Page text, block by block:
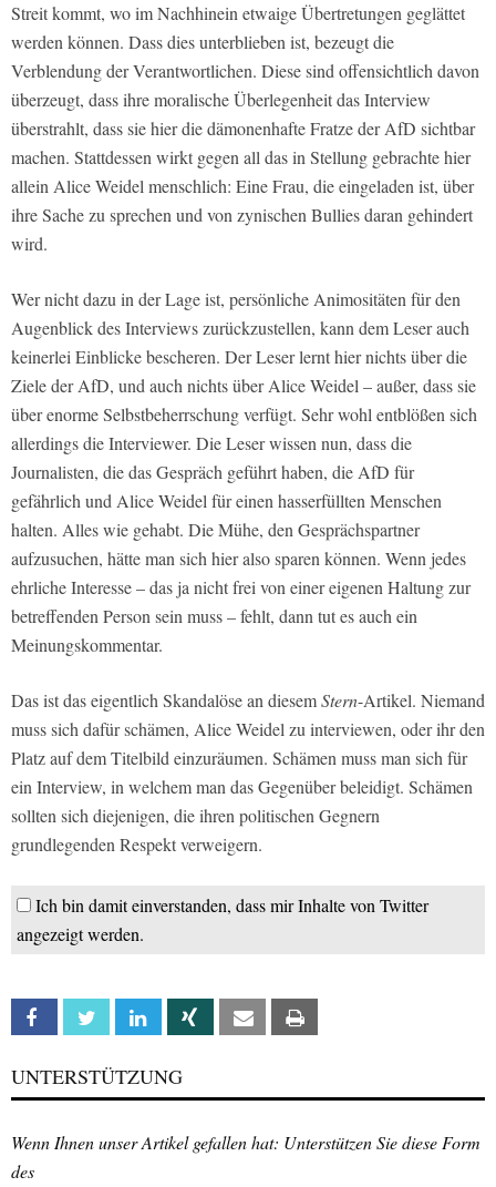
Streit kommt, wo im Nachhinein etwaige Übertretungen geglättet
werden können. Dass dies unterblieben ist, bezeugt die
Verblendung der Verantwortlichen. Diese sind offensichtlich davon
überzeugt, dass ihre moralische Überlegenheit das Interview
überstrahlt, dass sie hier die dämonenhafte Fratze der AfD sichtbar
machen. Stattdessen wirkt gegen all das in Stellung gebrachte hier
allein Alice Weidel menschlich: Eine Frau, die eingeladen ist, über
ihre Sache zu sprechen und von zynischen Bullies daran gehindert
wird.
Wer nicht dazu in der Lage ist, persönliche Animositäten für den
Augenblick des Interviews zurückzustellen, kann dem Leser auch
keinerlei Einblicke bescheren. Der Leser lernt hier nichts über die
Ziele der AfD, und auch nichts über Alice Weidel – außer, dass sie
über enorme Selbstbeherrschung verfügt. Sehr wohl entblößen sich
allerdings die Interviewer. Die Leser wissen nun, dass die
Journalisten, die das Gespräch geführt haben, die AfD für
gefährlich und Alice Weidel für einen hasserfüllten Menschen
halten. Alles wie gehabt. Die Mühe, den Gesprächspartner
aufzusuchen, hätte man sich hier also sparen können. Wenn jedes
ehrliche Interesse – das ja nicht frei von einer eigenen Haltung zur
betreffenden Person sein muss – fehlt, dann tut es auch ein
Meinungskommentar.
Das ist das eigentlich Skandalöse an diesemStern-Artikel. Niemand
muss sich dafür schämen, Alice Weidel zu interviewen, oder ihr den
Platz auf dem Titelbild einzuräumen. Schämen muss man sich für
ein Interview, in welchem man das Gegenüber beleidigt. Schämen
sollten sich diejenigen, die ihren politischen Gegnern
grundlegenden Respekt verweigern.
Ich bin damit einverstanden, dass mir Inhalte von Twitter
angezeigt werden.
Facebook Twitter Linkedin Xing Email
UNTERSTÜTZUNG
Wenn Ihnen unser Artikel gefallen hat: Unterstützen Sie diese Form
des